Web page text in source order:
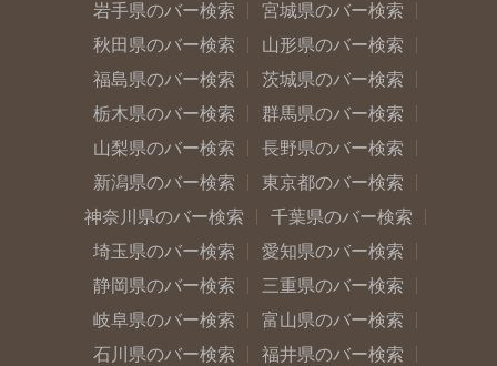
岩手県のバー検索
宮城県のバー検索
秋田県のバー検索
山形県のバー検索
福島県のバー検索
茨城県のバー検索
栃木県のバー検索
群馬県のバー検索
山梨県のバー検索
長野県のバー検索
新潟県のバー検索
東京都のバー検索
神奈川県のバー検索
千葉県のバー検索
埼玉県のバー検索
愛知県のバー検索
静岡県のバー検索
三重県のバー検索
岐阜県のバー検索
富山県のバー検索
石川県のバー検索
福井県のバー検索